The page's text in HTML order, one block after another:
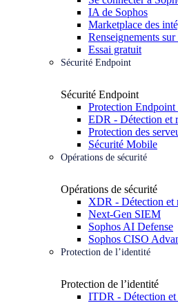
IA de Sophos
Marketplace des
Renseignements sur
Essai gratuit
Sécurité Endpoint
Sécurité Endpoint
Protection
EDR - Détection et
Protection des
Sécurité Mobile
Opérations de sécurité
Opérations de sécurité
XDR - Détection et
Next-Gen SIEM
Sophos AI Defense
Sophos CISO
Protection de l’identité
Protection de l’identité
ITDR - Détection et